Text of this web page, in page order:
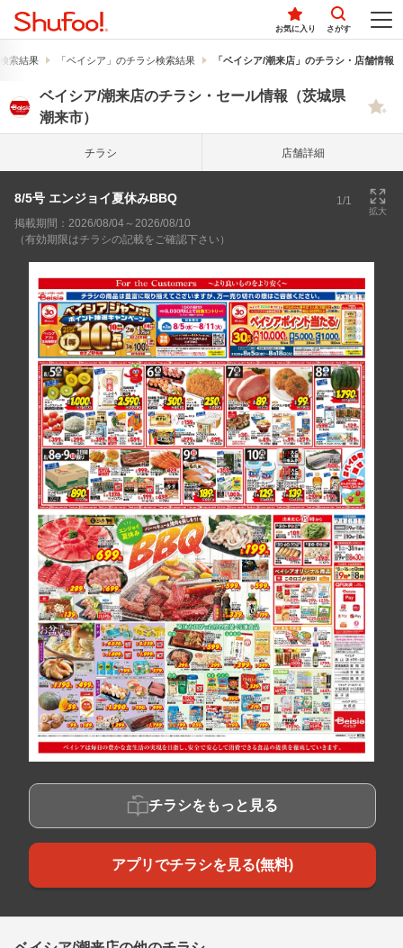
お気に入り さがす
索結果 「ベイシア」のチラシ検索結果 「ベイシア/潮来店」のチラシ・店舗情報
ベイシア/潮来店のチラシ・セール情報（茨城県
潮来市）
チラシ 店舗詳細
8/5号 エンジョイ夏休みBBQ 1/1
拡大
掲載期間：2026/08/04～2026/08/10
（有効期限はチラシの記載をご確認下さい）
チラシをもっと見る
アプリでチラシを見る(無料)